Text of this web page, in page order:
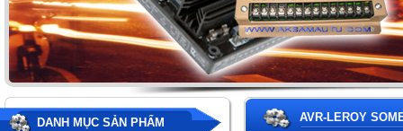
DANH MỤC SẢN PHẨM AVR-LEROY